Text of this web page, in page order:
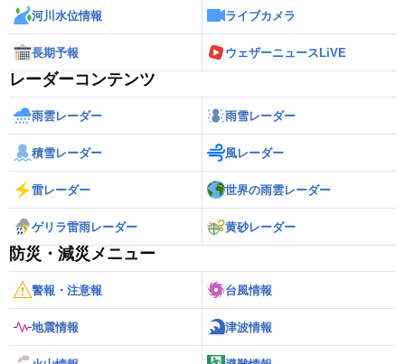
河川水位情報 ライブカメラ
長期予報 ウェザーニュースLiVE
レーダーコンテンツ
雨雲レーダー 雨雪レーダー
積雪レーダー 風レーダー
雷レーダー 世界の雨雲レーダー
ゲリラ雷雨レーダー 黄砂レーダー
防災・減災メニュー
警報・注意報 台風情報
地震情報 津波情報